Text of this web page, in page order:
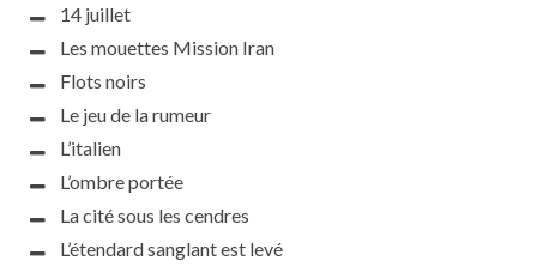
14 juillet
Les mouettes Mission Iran
Flots noirs
Le jeu de la rumeur
L’italien
L’ombre portée
La cité sous les cendres
L’étendard sanglant est levé